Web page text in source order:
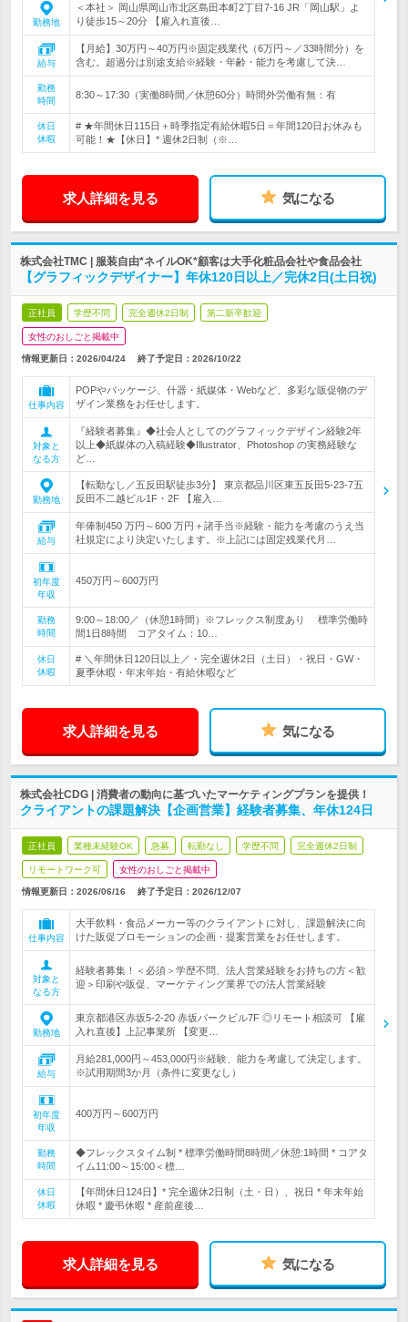
勤務地
＜本社＞ 岡山県岡山市北区島田本町2丁目7-16 JR「岡山駅」よ
り徒歩15～20分 【雇入れ直後…
給与
【月給】30万円～40万円※固定残業代（6万円～／33時間分）を
含む。超過分は別途支給※経験・年齢・能力を考慮して決…
勤務
時間
8:30～17:30（実働8時間／休憩60分）時間外労働有無：有
休日
休暇
# ★年間休日115日＋時季指定有給休暇5日＝年間120日お休みも
可能！★【休日】* 週休2日制（※…
求人詳細を見る 気になる
株式会社TMC | 服装自由*ネイルOK*顧客は大手化粧品会社や食品会社
【グラフィックデザイナー】年休120日以上／完休2日(土日祝)
正社員 学歴不問 完全週休2日制 第二新卒歓迎
女性のおしごと掲載中
情報更新日：2026/04/24 終了予定日： 2026/10/22
仕事内容
POPやパッケージ、什器・紙媒体・Webなど、多彩な販促物のデ
ザイン業務をお任せします。
対象と
なる方
『経験者募集』◆社会人としてのグラフィックデザイン経験2年
以上◆紙媒体の入稿経験◆Illustrator、Photoshop の実務経験な
ど…
勤務地
【転勤なし／五反田駅徒歩3分】 東京都品川区東五反田5-23-7五
反田不二越ビル1F・2F 【雇入…
給与
年俸制450 万円～600 万円＋諸手当※経験・能力を考慮のうえ当
社規定により決定いたします。※上記には固定残業代月…
初年度
年収
450万円～600万円
勤務
時間
9:00～18:00／（休憩1時間）※フレックス制度あり 標準労働時
間1日8時間 コアタイム：10…
休日
休暇
# ＼年間休日120日以上／・完全週休2日（土日）・祝日・GW・
夏季休暇・年末年始・有給休暇など
求人詳細を見る 気になる
株式会社CDG | 消費者の動向に基づいたマーケティングプランを提供！
クライアントの課題解決【企画営業】経験者募集、年休124日
正社員 業種未経験OK 急募 転勤なし 学歴不問 完全週休2日制
リモートワーク可 女性のおしごと掲載中
情報更新日：2026/06/16 終了予定日： 2026/12/07
仕事内容
大手飲料・食品メーカー等のクライアントに対し、課題解決に向
けた販促プロモーションの企画・提案営業をお任せします。
対象と
なる方
経験者募集！＜必須＞学歴不問、法人営業経験をお持ちの方＜歓
迎＞印刷や販促、マーケティング業界での法人営業経験
勤務地
東京都港区赤坂5-2-20 赤坂パークビル7F ◎リモート相談可 【雇
入れ直後】上記事業所 【変更…
給与
月給281,000円～453,000円※経験、能力を考慮して決定します。
※試用期間3か月（条件に変更なし）
初年度
年収
400万円～600万円
勤務
時間
◆フレックスタイム制 * 標準労働時間8時間／休憩:1時間 * コアタ
イム11:00～15:00＜標…
休日
休暇
【年間休日124日】* 完全週休2日制（土・日）、祝日 * 年末年始
休暇 * 慶弔休暇 * 産前産後…
求人詳細を見る 気になる